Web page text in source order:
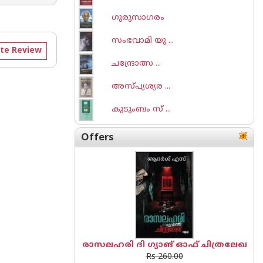
Review
ഗുരുസാഗരം
സംഭവാമി യു ...
ചന്ദ്രോത്സ ...
അസ്പ്യശ്യര ...
കുടുംബം സ് ...
Offers
രാസലഹരി ദി ഗ്യാങ് ഓഫ് ചിത്രലേഖ
Rs 260.00